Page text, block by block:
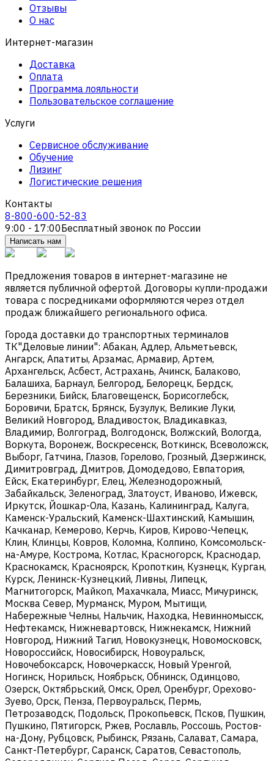
Отзывы
О нас
Интернет-магазин
Доставка
Оплата
Программа лояльности
Пользовательское соглашение
Услуги
Сервисное обслуживание
Обучение
Лизинг
Логистические решения
Контакты
8-800-600-52-83
9:00 - 17:00Бесплатный звонок по России
Написать нам
Предложения товаров в интернет-магазине не
является публичной офертой. Договоры купли-продажи
товара с посредниками оформляются через отдел
продаж ближайшего регионального офиса.
Города доставки до транспортных терминалов
ТК"Деловые линии": Абакан, Адлер, Альметьевск,
Ангарск, Апатиты, Арзамас, Армавир, Артем,
Архангельск, Асбест, Астрахань, Ачинск, Балаково,
Балашиха, Барнаул, Белгород, Белорецк, Бердск,
Березники, Бийск, Благовещенск, Борисоглебск,
Боровичи, Братск, Брянск, Бузулук, Великие Луки,
Великий Новгород, Владивосток, Владикавказ,
Владимир, Волгоград, Волгодонск, Волжский, Вологда,
Воркута, Воронеж, Воскресенск, Воткинск, Всеволожск,
Выборг, Гатчина, Глазов, Горелово, Грозный, Дзержинск,
Димитровград, Дмитров, Домодедово, Евпатория,
Ейск, Екатеринбург, Елец, Железнодорожный,
Забайкальск, Зеленоград, Златоуст, Иваново, Ижевск,
Иркутск, Йошкар-Ола, Казань, Калининград, Калуга,
Каменск-Уральский, Каменск-Шахтинский, Камышин,
Качканар, Кемерово, Керчь, Киров, Кирово-Чепецк,
Клин, Клинцы, Ковров, Коломна, Колпино, Комсомольск-
на-Амуре, Кострома, Котлас, Красногорск, Краснодар,
Краснокамск, Красноярск, Кропоткин, Кузнецк, Курган,
Курск, Ленинск-Кузнецкий, Ливны, Липецк,
Магнитогорск, Майкоп, Махачкала, Миасс, Мичуринск,
Москва Север, Мурманск, Муром, Мытищи,
Набережные Челны, Нальчик, Находка, Невинномысск,
Нефтекамск, Нижневартовск, Нижнекамск, Нижний
Новгород, Нижний Тагил, Новокузнецк, Новомосковск,
Новороссийск, Новосибирск, Новоуральск,
Новочебоксарск, Новочеркасск, Новый Уренгой,
Ногинск, Норильск, Ноябрьск, Обнинск, Одинцово,
Озерск, Октябрьский, Омск, Орел, Оренбург, Орехово-
Зуево, Орск, Пенза, Первоуральск, Пермь,
Петрозаводск, Подольск, Прокопьевск, Псков, Пушкин,
Пушкино, Пятигорск, Ржев, Рославль, Россошь, Ростов-
на-Дону, Рубцовск, Рыбинск, Рязань, Салават, Самара,
Санкт-Петербург, Саранск, Саратов, Севастополь,